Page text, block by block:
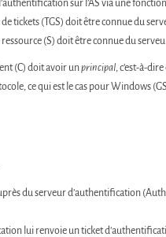
sur l’AS via une fonction
de tickets (TGS) doit être connue du
(S) doit être connue du
(C) doit avoir unprincipal, c’est-à-
ce qui est le cas pour Windows
du serveur d’authentification
lui renvoie un ticket